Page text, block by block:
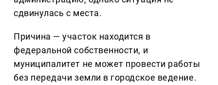
сдвинулась с места.
Причина — участок находится в
федеральной собственности, и
муниципалитет не может провести работы
без передачи земли в городское ведение.